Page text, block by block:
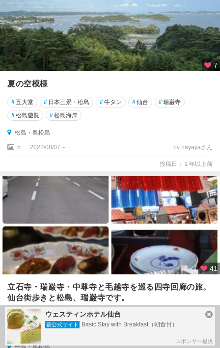
7
夏の空模様
#五大堂 # 日本三景・松島 #牛タン #仙台 #瑞巌寺
#松島遊覧 #松島海岸
松島・奥松島
5 2022/08/07～ by nayayaさん
投稿日：１年以上前
41
立石寺・瑞巌寺・中尊寺と毛越寺を巡る四寺回廊の旅。
仙台街歩きと松島、瑞巌寺です。
#日本三景・松島 #松島 #仙台
#日本三景 #五大堂 ダイワロイネットホテル仙台西
松島・奥松島
ウェスティンホテル仙台
宿公式サイト Basic Stay with Breakfast（朝食付）
スポンサー提供